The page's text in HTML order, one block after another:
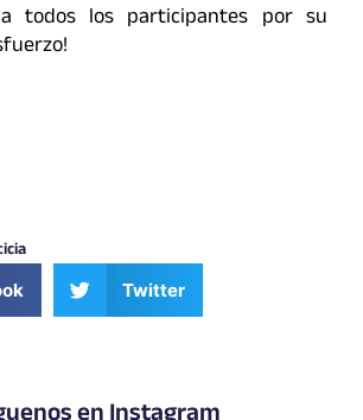
todos los participantes por su
Twitter